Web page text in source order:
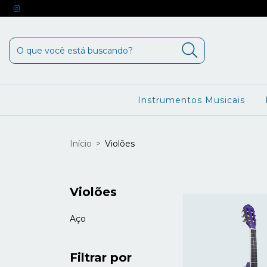
Instrumentos Musicais
Início > Violões
Violões
Aço
Filtrar por